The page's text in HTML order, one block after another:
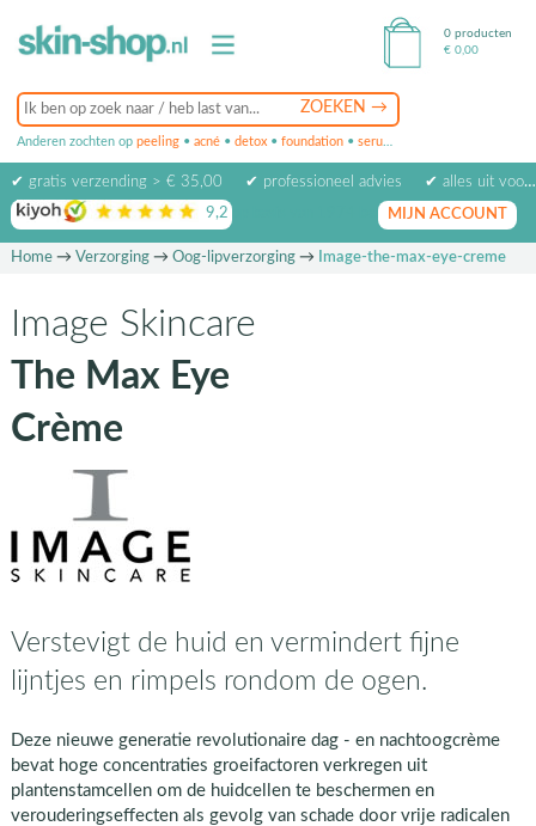
Anderen zochten op peeling • acné • detox • foundation • serum
0 producten
€ 0,00
✔ gratis verzending > € 35,00 ✔ professioneel advies
✔ alles uit voorraad leverbaar
9,2 op basis van beoordelingen
MIJN ACCOUNT
Home→ Verzorging→ Oog-lipverzorging→ Image-the-max-eye-creme
Image Skincare
The Max Eye
Crème
Verstevigt de huid en vermindert fijne
lijntjes en rimpels rondom de ogen.
Deze nieuwe generatie revolutionaire dag - en nachtoogcrème
bevat hoge concentraties groeifactoren verkregen uit
plantenstamcellen om de huidcellen te beschermen en
verouderingseffecten als gevolg van schade door vrije radicalen